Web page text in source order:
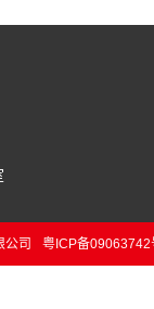
司 粤ICP备09063742